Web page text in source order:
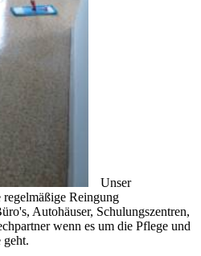
Unser
Reingung
Autohäuser, Schulungszentren,
wenn es um die Pflege und